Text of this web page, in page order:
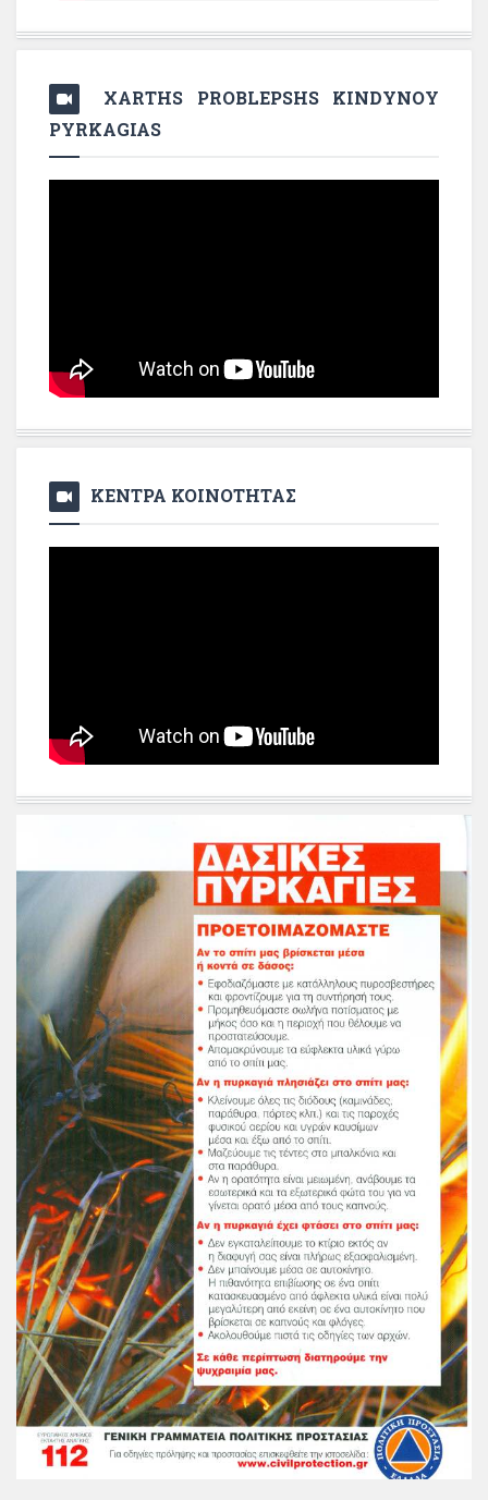
XARTHS PROBLEPSHS KINDYNOY
PYRKAGIAS
ΚΕΝΤΡΑ ΚΟΙΝΟΤΗΤΑΣ